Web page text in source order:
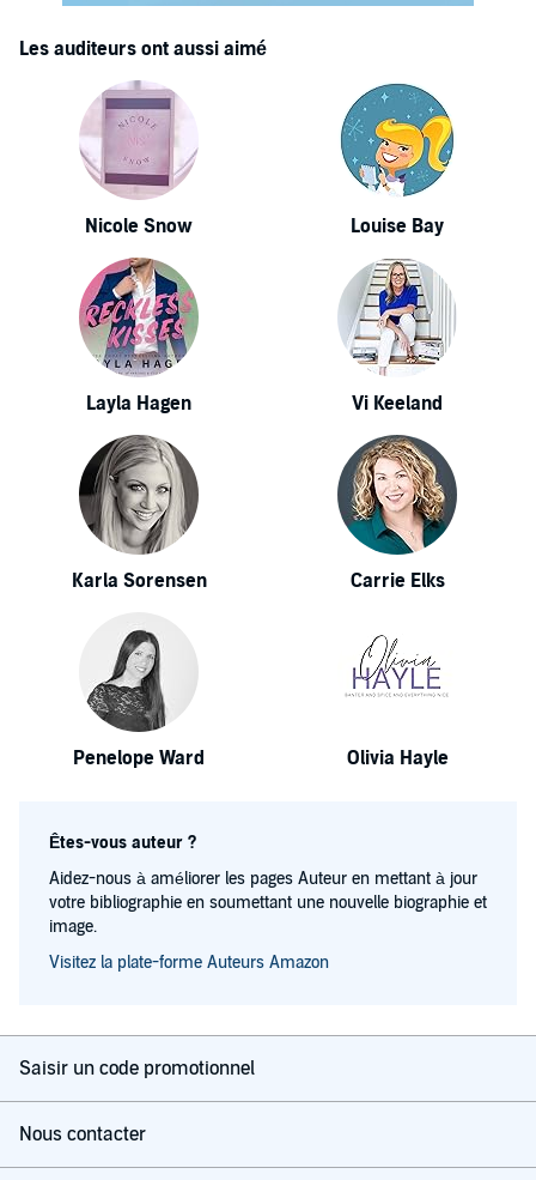
Les auditeurs ont aussi aimé
Nicole Snow Louise Bay
Layla Hagen Vi Keeland
Karla Sorensen Carrie Elks
Penelope Ward Olivia Hayle
Êtes-vous auteur ?
Aidez-nous à améliorer les pages Auteur en mettant à jour
votre bibliographie en soumettant une nouvelle biographie et
image.
Visitez la plate-forme Auteurs Amazon
Saisir un code promotionnel
Nous contacter